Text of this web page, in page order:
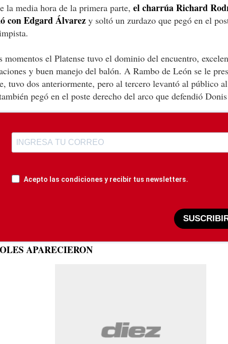
la media hora de la primera parte, el charrúa Richard
con Edgard Álvarez y soltó un zurdazo que pegó en el
momentos el Platense tuvo el dominio del encuentro,
y buen manejo del balón. A Rambo de León se le
tuvo dos anteriormente, pero al tercero levantó al público
pegó en el poste derecho del arco que defendió
Acepto las condiciones y recibir tus newsletters.
APARECIERON